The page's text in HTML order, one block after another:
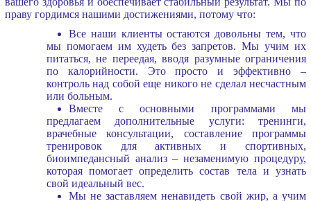
праву гордимся нашими достижениями, потому что:
Все наши клиенты остаются довольны тем, что
мы помогаем им худеть без запретов. Мы учим их
питаться, не переедая, вводя разумные ограничения
по калорийности. Это просто и эффективно –
контроль над собой еще никого не сделал несчастным
или больным.
Вместе с основными программами мы
предлагаем дополнительные услуги: тренинги,
врачебные консультации, составление программы
тренировок для активных и спортивных,
биоимпедансный анализ – незаменимую процедуру,
которая помогает определить состав тела и узнать
свой идеальный вес.
Мы не заставляем ненавидеть свой жир, а учим